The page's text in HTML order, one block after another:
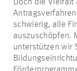
Doch die Vielfalt
schwierig, alle
auszuschöpfen.
unterstützen wir